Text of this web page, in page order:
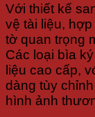
Với thiết kế
vệ tài liệu,
tờ quan trọng
Các loại bìa
liệu cao cấp,
dàng tùy
hình ảnh